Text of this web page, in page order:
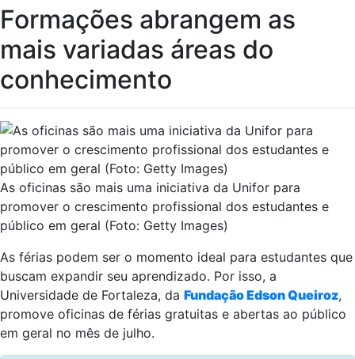
Formações abrangem as
mais variadas áreas do
conhecimento
As oficinas são mais uma iniciativa da Unifor para
promover o crescimento profissional dos estudantes e
público em geral (Foto: Getty Images)
As férias podem ser o momento ideal para estudantes que
buscam expandir seu aprendizado. Por isso, a
Universidade de Fortaleza, da Fundação Edson Queiroz,
promove oficinas de férias gratuitas e abertas ao público
em geral no mês de julho.